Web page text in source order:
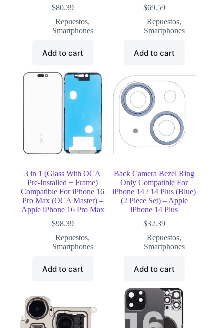
Reparación:
¿Cuál es tu marca?
$80.39
Repuestos,
Smartphones
Add to cart
$69.59
Repuestos,
Smartphones
Add to cart
3 in 1 (Glass With OCA
Pre-Installed + Frame)
Compatible For iPhone 16
Pro Max (OCA Master) –
Apple iPhone 16 Pro Max
$98.39
Repuestos,
Smartphones
Add to cart
Back Camera Bezel Ring
Only Compatible For
iPhone 14 / 14 Plus (Blue)
(2 Piece Set) – Apple
iPhone 14 Plus
$32.39
Repuestos,
Smartphones
Add to cart